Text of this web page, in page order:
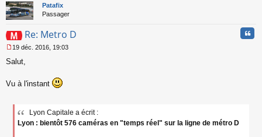
Patafix
Passager
Re: Metro D
e
a
e
19 déc. 2016, 19:03
Salut,
Vu à l'instant
Lyon Capitale a écrit :
Lyon : bientôt 576 caméras en "temps réel" sur la ligne de métro D